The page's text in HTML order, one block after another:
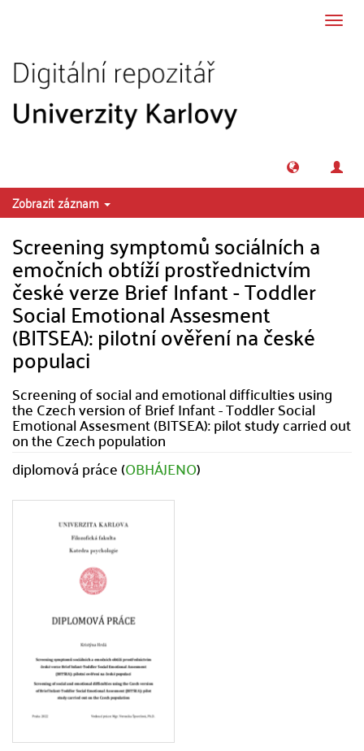
Zobrazit záznam
Screening symptomů sociálních a
emočních obtíží prostřednictvím
české verze Brief Infant - Toddler
Social Emotional Assesment
(BITSEA): pilotní ověření na české
populaci
Screening of social and emotional difficulties using
the Czech version of Brief Infant - Toddler Social
Emotional Assesment (BITSEA): pilot study carried out
on the Czech population
diplomová práce (OBHÁJENO)